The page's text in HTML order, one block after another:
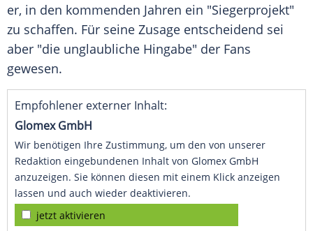
er, in den kommenden Jahren ein "Siegerprojekt"
zu schaffen. Für seine Zusage entscheidend sei
aber "die unglaubliche Hingabe" der Fans
gewesen.
Empfohlener externer Inhalt:
Glomex GmbH
Wir benötigen Ihre Zustimmung, um den von unserer
Redaktion eingebundenen Inhalt von Glomex GmbH
anzuzeigen. Sie können diesen mit einem Klick anzeigen
lassen und auch wieder deaktivieren.
jetzt aktivieren